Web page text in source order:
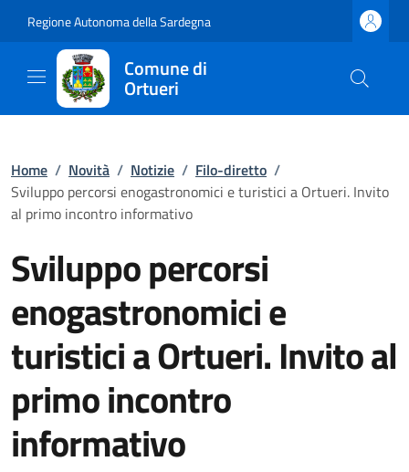
Regione Autonoma della Sardegna
Comune di
Ortueri
Home / Novità / Notizie / Filo-diretto /
Sviluppo percorsi enogastronomici e turistici a Ortueri. Invito
al primo incontro informativo
Sviluppo percorsi
enogastronomici e
turistici a Ortueri. Invito al
primo incontro
informativo